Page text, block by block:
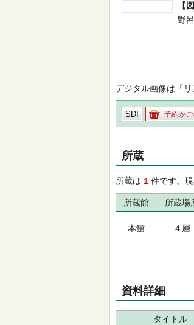
【
野
デジタル画像は「リ
SDI 予約か
所蔵
所蔵は 1 件です。
所蔵館 所蔵場
本館 ４層
資料詳細
タイトル